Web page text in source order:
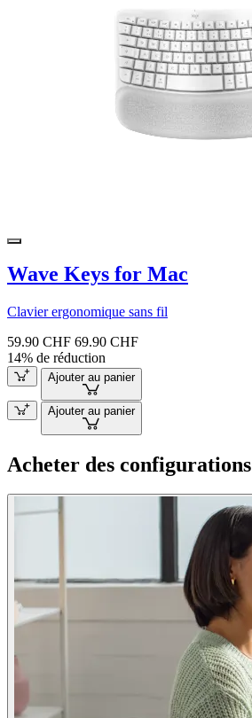
Wave Keys for Mac
Clavier ergonomique sans fil
59.90 CHF 69.90 CHF
14% de réduction
Ajouter au panier
Ajouter au panier
Acheter des configurations